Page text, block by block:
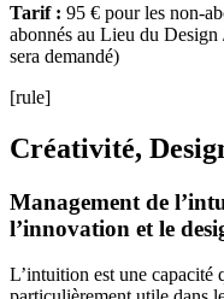
Tarif : 95 € pour les non-
abonnés au Lieu du
sera demandé)
[rule]
Créativité,
Management de
l’innovation et le
L’intuition est une capacité